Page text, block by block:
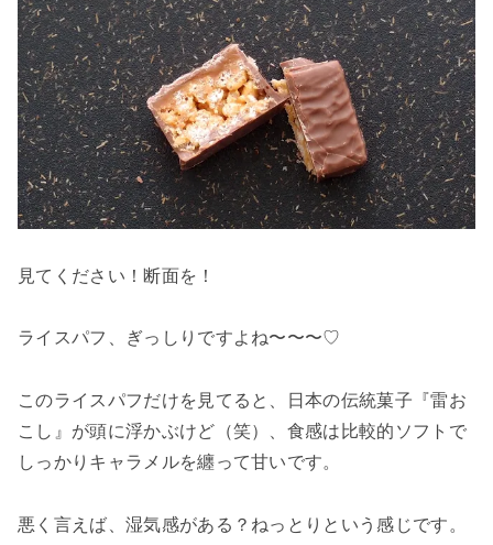
見てください！断面を！
ライスパフ、ぎっしりですよね〜〜〜♡
このライスパフだけを見てると、日本の伝統菓子『雷お
こし』が頭に浮かぶけど（笑）、食感は比較的ソフトで
しっかりキャラメルを纏って甘いです。
悪く言えば、湿気感がある？ねっとりという感じです。